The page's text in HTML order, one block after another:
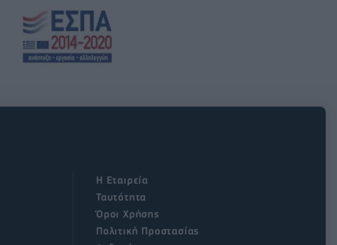
Η Εταιρεία
Ταυτότητα
Όροι Χρήσης
Πολιτική Προστασίας